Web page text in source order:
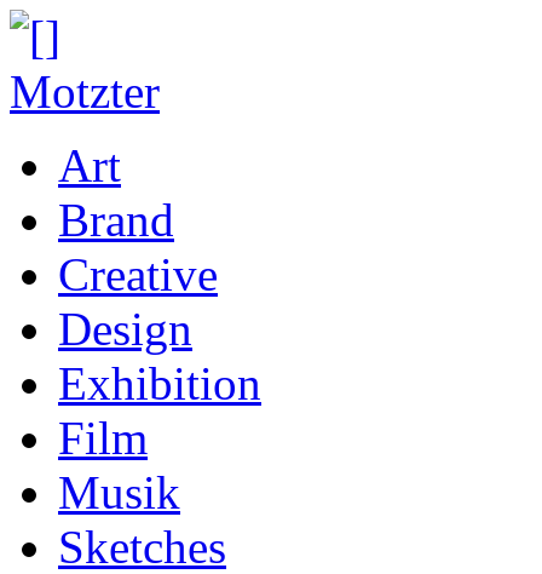
Art
Brand
Creative
Design
Exhibition
Film
Musik
Sketches